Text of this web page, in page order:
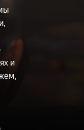
и